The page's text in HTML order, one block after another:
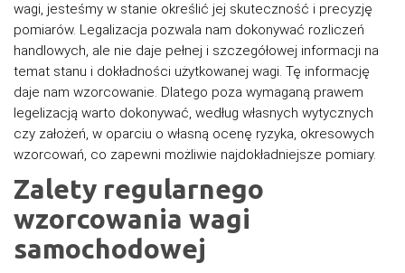
wagi, jesteśmy w stanie określić jej skuteczność i precyzję
pomiarów. Legalizacja pozwala nam dokonywać rozliczeń
handlowych, ale nie daje pełnej i szczegółowej informacji na
temat stanu i dokładności użytkowanej wagi. Tę informację
daje nam wzorcowanie. Dlatego poza wymaganą prawem
legelizacją warto dokonywać, według własnych wytycznych
czy założeń, w oparciu o własną ocenę ryzyka, okresowych
wzorcowań, co zapewni możliwie najdokładniejsze pomiary.
Zalety regularnego
wzorcowania wagi
samochodowej